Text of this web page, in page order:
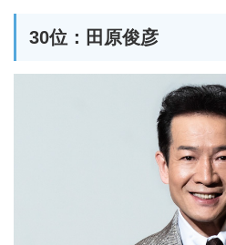
30位：田原俊彦